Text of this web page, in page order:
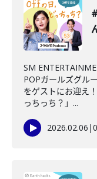
SM
POPガールズグル
をゲストにお迎え
っちっち？」...
2026.02.06 |